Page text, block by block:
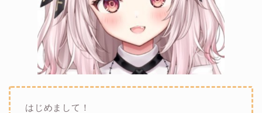
はじめまして！